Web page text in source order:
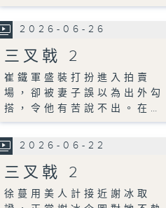
2026-06-26
三叉戟 2
崔鐵軍盛裝打扮進入拍賣
場，卻被妻子誤以為出外勾
搭，令他有苦說不出。在…
2026-06-22
三叉戟 2
徐蔓用美人計接近謝冰取